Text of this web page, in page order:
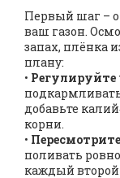
Первый шаг –
ваш газон.
запах, плёнка
плану:
• Регулируйте
добавьте
корни.
•
поливать
каждый второй